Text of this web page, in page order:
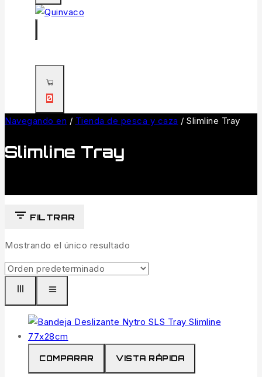
0
Navegando en / Tienda de pesca y caza / Slimline Tray
Slimline Tray
FILTRAR
Mostrando el único resultado
COMPARAR VISTA RÁPIDA